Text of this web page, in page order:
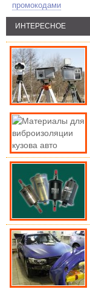
промокодами
ИНТЕРЕСНОЕ